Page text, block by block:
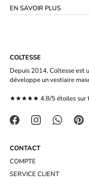
EN SAVOIR PLUS
COLTESSE
Depuis 2014, Coltesse est
développe un vestiaire
★★★★★ 4.8/5 étoiles sur
CONTACT
COMPTE
SERVICE CLIENT